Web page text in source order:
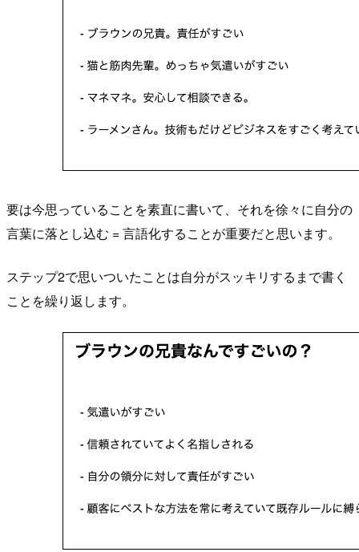
要は今思っていることを素直に書いて、それを徐々に自分の
言葉に落とし込む = 言語化することが重要だと思います。
ステップ2で思いついたことは自分がスッキリするまで書く
ことを繰り返します。